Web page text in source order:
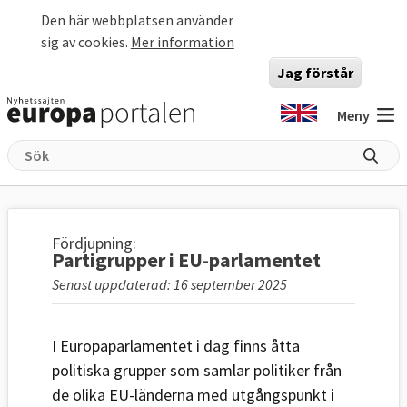
Den här webbplatsen använder
sig av cookies. Mer information
Jag förstår
Meny
Fördjupning:
Partigrupper i EU-parlamentet
Senast uppdaterad: 16 september 2025
I Europaparlamentet i dag finns åtta
politiska grupper som samlar politiker från
de olika EU-länderna med utgångspunkt i